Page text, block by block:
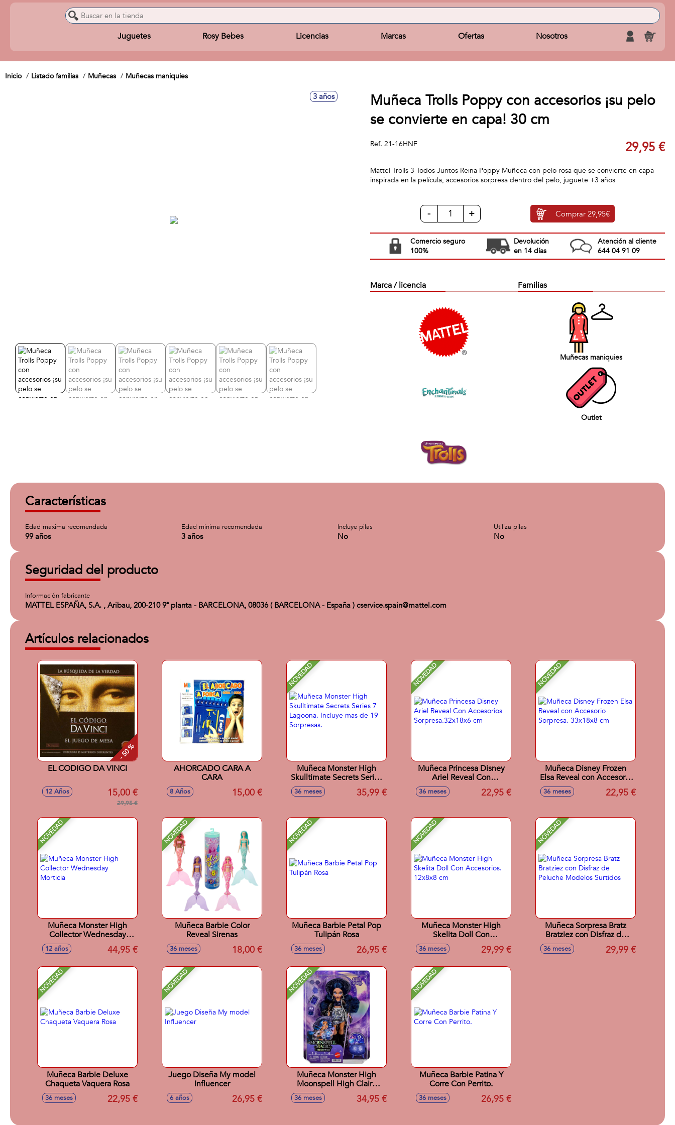
Juguetes Rosy Bebes Licencias Marcas Ofertas Nosotros
Inicio Listado familias Muñecas Muñecas maniquies
3 años
Muñeca Trolls Poppy con accesorios ¡su pelo
se convierte en capa! 30 cm
Ref. 21-16HNF 29,95 €
Mattel Trolls 3 Todos Juntos Reina Poppy Muñeca con pelo rosa que se convierte en capa
inspirada en la película, accesorios sorpresa dentro del pelo, juguete +3 años
- + Comprar29,95€
Comercio seguro
100%
Devolución
en 14 días
Atención al cliente
644 04 91 09
Marca / licencia Familias
Muñecas maniquies
Outlet
Características
Edad maxima recomendada
99 años
Edad minima recomendada
3 años
Incluye pilas
No
Utiliza pilas
No
Seguridad del producto
Información fabricante
MATTEL ESPAÑA, S.A. , Aribau, 200-210 9ª planta - BARCELONA, 08036 ( BARCELONA - España ) cservice.spain@mattel.com
Artículos relacionados
- 50 %
EL CODIGO DA VINCI
12 Años 15,00 €
29,95 €
AHORCADO CARA A
CARA
8 Años 15,00 €
NOVEDAD
Muñeca Monster High
Skulltimate Secrets Series
7 Lagoona. Incluye mas de
19 Sorpresas.
36 meses 35,99 €
NOVEDAD
Muñeca Princesa Disney
Ariel Reveal Con
Accesorios
Sorpresa.32x18x6 cm
36 meses 22,95 €
NOVEDAD
Muñeca Disney Frozen
Elsa Reveal con Accesorio
Sorpresa. 33x18x8 cm
36 meses 22,95 €
NOVEDAD
Muñeca Monster High
Collector Wednesday
12 años 44,95 €
NOVEDAD
Muñeca Barbie Color
Reveal Sirenas
36 meses 18,00 €
NOVEDAD
Muñeca Barbie Petal Pop
Tulipán Rosa
36 meses 26,95 €
NOVEDAD
Muñeca Monster High
Skelita Doll Con
Accesorios. 12x8x8 cm
36 meses 29,99 €
NOVEDAD
Muñeca Sorpresa Bratz
Bratziez con Disfraz de
Peluche Modelos Surtidos
36 meses 29,99 €
NOVEDAD
Muñeca Barbie Deluxe
Chaqueta Vaquera Rosa
36 meses 22,95 €
NOVEDAD
Juego Diseña My model
Influencer
6 años 26,95 €
NOVEDAD
Muñeca Monster High
Moonspell High Claire
Clairvoyant. 30 cm.
36 meses 34,95 €
NOVEDAD
Muñeca Barbie Patina Y
Corre Con Perrito.
36 meses 26,95 €